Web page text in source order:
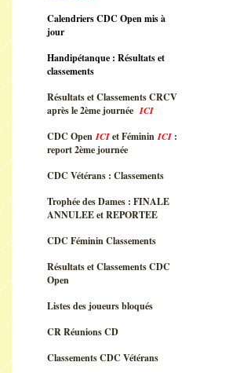
Calendriers CDC Open mis à
jour
Handipétanque : Résultats et
classements
Résultats et Classements CRCV
après le 2ème journée ICI
CDC OpenICIet FémininICI :
report 2ème journée
CDC Vétérans : Classements
Trophée des Dames : FINALE
ANNULEE et REPORTEE
CDC Féminin Classements
Résultats et Classements CDC
Open
Listes des joueurs bloqués
CR Réunions CD
Classements CDC Vétérans